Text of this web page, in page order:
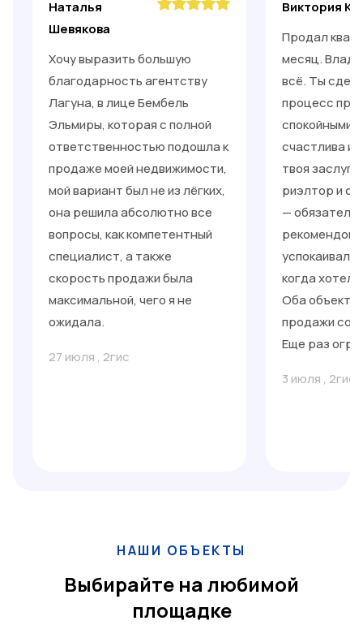
Наталья
Шевякова
Хочу выразить большую
благодарность агентству
Лагуна, в лице Бембель
Эльмиры, которая с полной
ответственностью подошла к
продаже моей недвижимости,
мой вариант был не из лёгких,
она решила абсолютно все
вопросы, как компетентный
специалист, а также
скорость продажи была
максимальной, чего я не
ожидала.
27 июля , 2гис
Виктория
Продал
месяц.
всё. Ты
процесс
спокойными.
счастлива и
твоя
риэлтор и
—
успокаивал,
когда
Оба объекта
продажи со
Еще раз
3 июля , 2гис
НАШИ ОБЪЕКТЫ
Выбирайте на любимой
площадке